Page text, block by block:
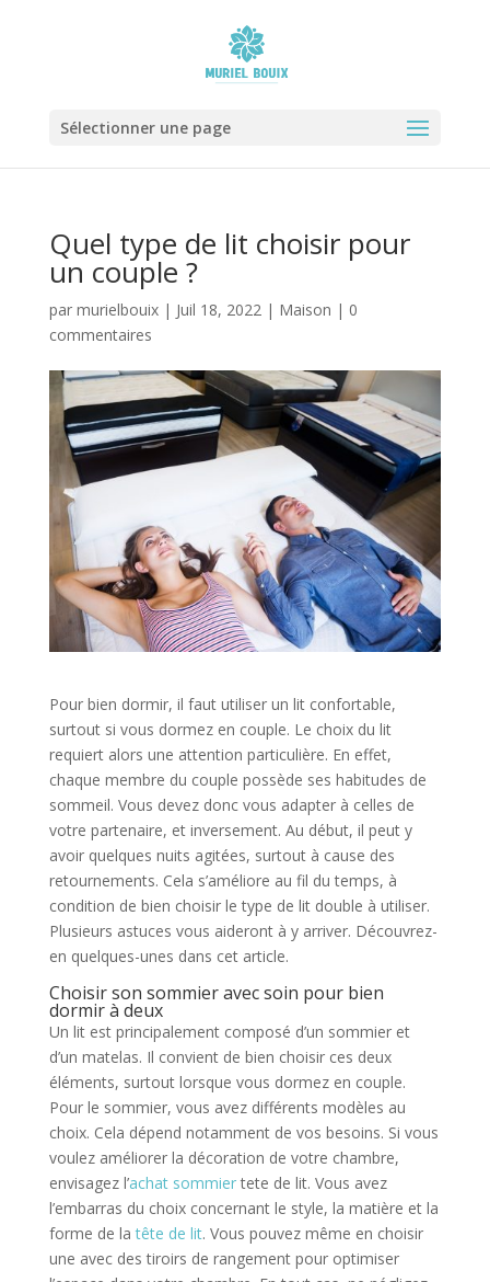
Sélectionner une page
Quel type de lit choisir pour
un couple ?
par murielbouix| Juil 18, 2022| Maison | 0
commentaires
Pour bien dormir, il faut utiliser un lit confortable,
surtout si vous dormez en couple. Le choix du lit
requiert alors une attention particulière. En effet,
chaque membre du couple possède ses habitudes de
sommeil. Vous devez donc vous adapter à celles de
votre partenaire, et inversement. Au début, il peut y
avoir quelques nuits agitées, surtout à cause des
retournements. Cela s’améliore au fil du temps, à
condition de bien choisir le type de lit double à utiliser.
Plusieurs astuces vous aideront à y arriver. Découvrez-
en quelques-unes dans cet article.
Choisir son sommier avec soin pour bien
dormir à deux
Un lit est principalement composé d’un sommier et
d’un matelas. Il convient de bien choisir ces deux
éléments, surtout lorsque vous dormez en couple.
Pour le sommier, vous avez différents modèles au
choix. Cela dépend notamment de vos besoins. Si vous
voulez améliorer la décoration de votre chambre,
envisagez l’achat sommiertete de lit. Vous avez
l’embarras du choix concernant le style, la matière et la
forme de latête de lit. Vous pouvez même en choisir
une avec des tiroirs de rangement pour optimiser